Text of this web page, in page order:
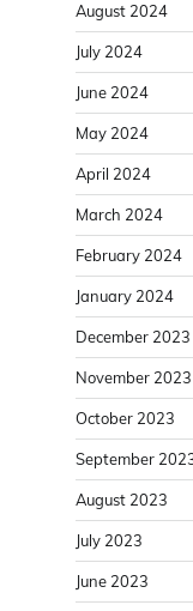
August 2024
July 2024
June 2024
May 2024
April 2024
March 2024
February 2024
January 2024
December 2023
November 2023
October 2023
September
August 2023
July 2023
June 2023